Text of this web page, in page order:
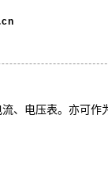
、电压表。亦可